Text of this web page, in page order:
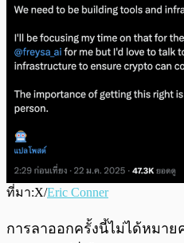
ที่มา:X/Eric Conner
การลาออกครั้งนี้ไม่ได้หมาย